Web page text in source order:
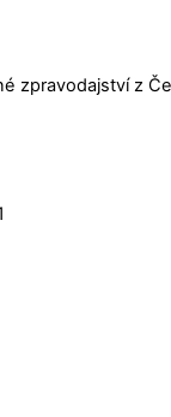
zpravodajství z